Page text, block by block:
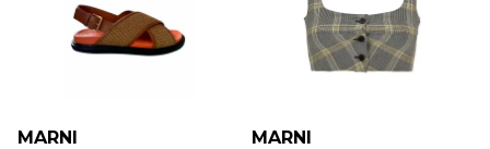
MARNI MARNI